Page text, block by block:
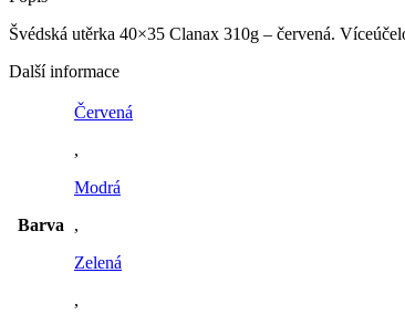
Švédská utěrka 40×35 Clanax 310g – červená.
Další informace
Barva
Červená
,
Modrá
,
Zelená
,